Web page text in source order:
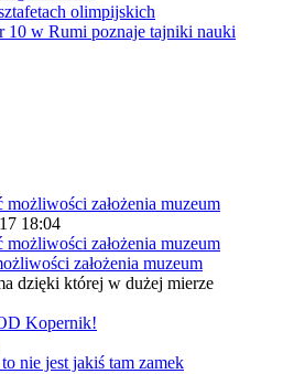
olimpijskich
10 w Rumi poznaje tajniki nauki
18:04
założenia muzeum
dzięki której w dużej mierze
Kopernik!
nie jest jakiś tam zamek